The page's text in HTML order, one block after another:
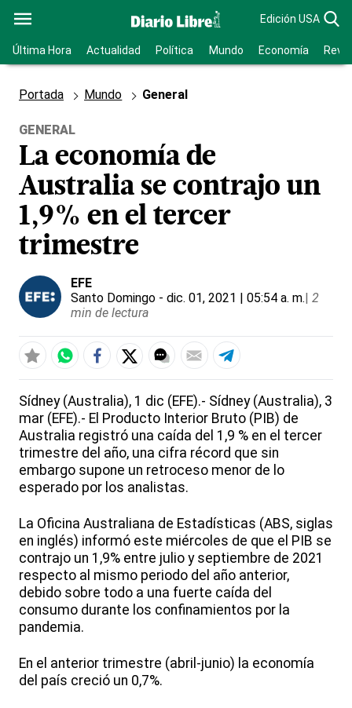
Edición USA
Última Hora Actualidad Política Mundo Economía
Portada Mundo General
GENERAL
La economía de
Australia se contrajo un
1,9% en el tercer
trimestre
EFE
Santo Domingo - dic. 01, 2021 | 05:54 a. m.| 2
min de lectura
Sídney (Australia), 1 dic (EFE).- Sídney (Australia), 3
mar (EFE).- El Producto Interior Bruto (PIB) de
Australia registró una caída del 1,9 % en el tercer
trimestre del año, una cifra récord que sin
embargo supone un retroceso menor de lo
esperado por los analistas.
La Oficina Australiana de Estadísticas (ABS, siglas
en inglés) informó este miércoles de que el PIB se
contrajo un 1,9% entre julio y septiembre de 2021
respecto al mismo periodo del año anterior,
debido sobre todo a una fuerte caída del
consumo durante los confinamientos por la
pandemia.
En el anterior trimestre (abril-junio) la economía
del país creció un 0,7%.